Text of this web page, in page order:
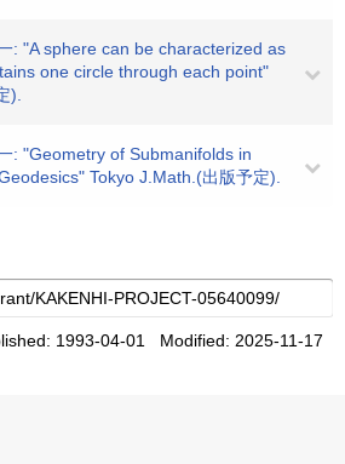
: "A sphere can be characterized as
one circle through each point"
).
: "Geometry of Submanifolds in
Tokyo J.Math.(出版予定).
1993-04-01 Modified: 2025-11-17